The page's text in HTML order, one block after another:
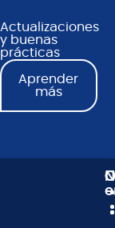
Actualizaciones
y buenas
prácticas
Aprender
más